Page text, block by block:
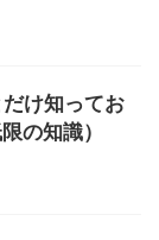
け知ってお
の知識）